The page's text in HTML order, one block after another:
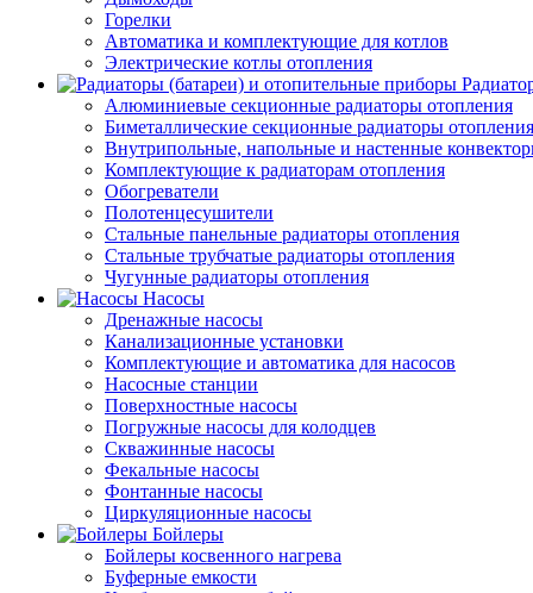
Горелки
Автоматика и комплектующие для котлов
Электрические котлы отопления
Алюминиевые секционные радиаторы отопления
Биметаллические секционные радиаторы отопления
Внутрипольные, напольные и настенные
Комплектующие к радиаторам отопления
Обогреватели
Полотенцесушители
Стальные панельные радиаторы отопления
Стальные трубчатые радиаторы отопления
Чугунные радиаторы отопления
Насосы
Дренажные насосы
Канализационные установки
Комплектующие и автоматика для насосов
Насосные станции
Поверхностные насосы
Погружные насосы для колодцев
Скважинные насосы
Фекальные насосы
Фонтанные насосы
Циркуляционные насосы
Бойлеры
Бойлеры косвенного нагрева
Буферные емкости